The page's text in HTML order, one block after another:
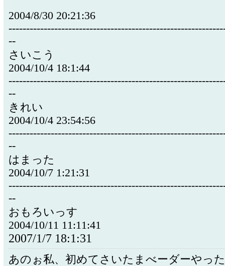
2004/8/30 20:21:36
--
さいこう
2004/10/4 18:1:44
--
きれい
2004/10/4 23:54:56
--
はまった
2004/10/7 1:21:31
--
おもろいっす
2004/10/11 11:11:41
2007/1/7 18:1:31
あのぉ私、初めてさいたまべーダーやっ